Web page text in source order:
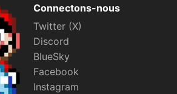
Connectons-nous
Twitter (X)
Discord
BlueSky
Facebook
Instagram